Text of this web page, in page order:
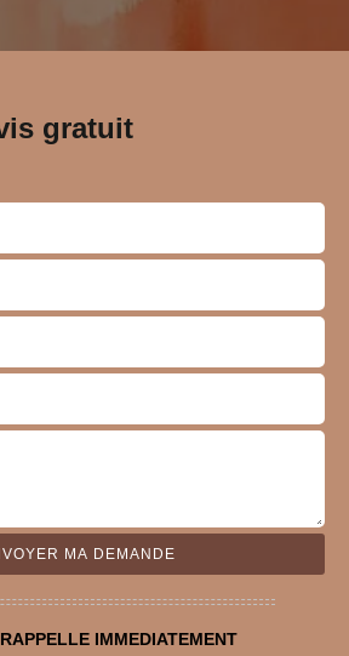
gratuit
IMMEDIATEMENT